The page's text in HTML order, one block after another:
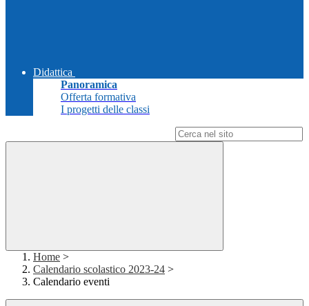
Didattica
Panoramica
Offerta formativa
I progetti delle classi
Home >
Calendario scolastico 2023-24 >
Calendario eventi